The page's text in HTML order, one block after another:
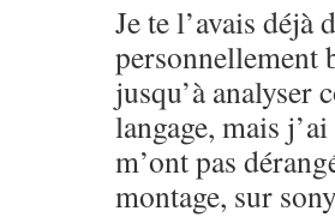
Je te l’avais déjà
personnellement
jusqu’à analyser
langage, mais
m’ont pas
montage, sur